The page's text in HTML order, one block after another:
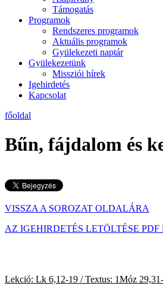
Támogatás
Programok
Rendszeres programok
Aktuális programok
Gyülekezeti naptár
Gyülekezetünk
Missziói hírek
Igehirdetés
Kapcsolat
főoldal
Bűn, fájdalom és
VISSZA A SOROZAT OLDALÁRA
AZ IGEHIRDETÉS LETÖLTÉSE
Lekció: Lk 6,12-19 / Textus: 1Móz